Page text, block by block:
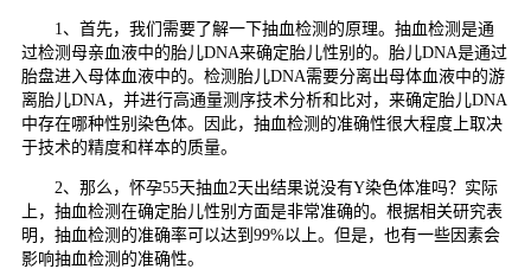
1、首先，我们需要了解一下抽血检测的原理。抽血检测是通
过检测母亲血液中的胎儿DNA来确定胎儿性别的。胎儿DNA是通过
胎盘进入母体血液中的。检测胎儿DNA需要分离出母体血液中的游
离胎儿DNA，并进行高通量测序技术分析和比对，来确定胎儿DNA
中存在哪种性别染色体。因此，抽血检测的准确性很大程度上取决
于技术的精度和样本的质量。
2、那么，怀孕55天抽血2天出结果说没有Y染色体准吗？实际
上，抽血检测在确定胎儿性别方面是非常准确的。根据相关研究表
明，抽血检测的准确率可以达到99%以上。但是，也有一些因素会
影响抽血检测的准确性。